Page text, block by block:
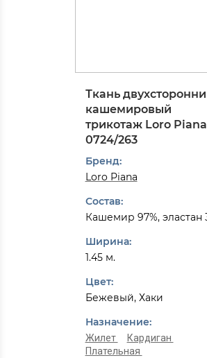
Ткань
кашемировый
трикотаж Loro Piana
0724/263
Бренд:
Loro Piana
Состав:
Кашемир 97%, эластан
Ширина:
1.45 м.
Цвет:
Бежевый, Хаки
Назначение:
Жилет
Кардиган
Плательная